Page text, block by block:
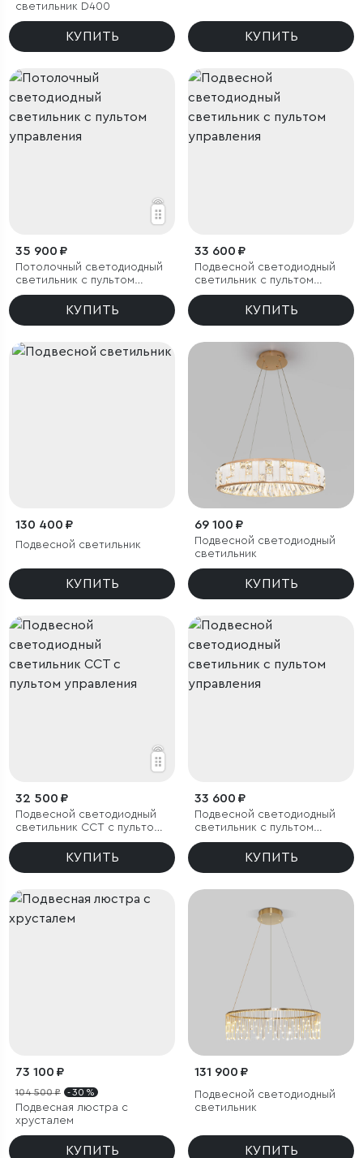
светильник D400
КУПИТЬ КУПИТЬ
35 900 ₽
Потолочный светодиодный
светильник с пультом
управления
КУПИТЬ
33 600 ₽
Подвесной светодиодный
светильник с пультом
управления
КУПИТЬ
130 400 ₽
Подвесной светильник
КУПИТЬ
69 100 ₽
Подвесной светодиодный
светильник
КУПИТЬ
32 500 ₽
Подвесной светодиодный
светильник ССТ с пультом
управления
КУПИТЬ
33 600 ₽
Подвесной светодиодный
светильник с пультом
управления
КУПИТЬ
73 100 ₽
104 500 ₽ - 30 %
Подвесная люстра с
хрусталем
КУПИТЬ
131 900 ₽
Подвесной светодиодный
светильник
КУПИТЬ